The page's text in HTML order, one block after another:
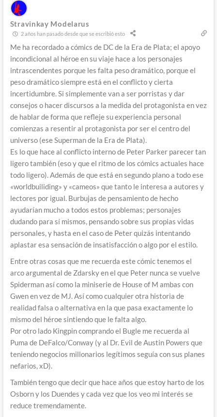
Stravinkay Modelarus
2 años han pasado desde que se escribió esto
Me ha recordado a cómics de DC de la Era de Plata; el apoyo
incondicional al héroe en su viaje hace a los personajes
intrascendentes porque les falta peso dramático, porque el
peso dramático siempre está en el conflicto y cierta
incertidumbre. Si simplemente van a ser porristas y dar
consejos o hacer discursos a la medida del protagonista en vez
de hablar de forma que refleje su experiencia personal
comienzas a resentir al protagonista por ser el centro del
universo (ese Superman de la Era de Plata).
Es lo que hace al conflicto interno de Peter Parker parecer tan
ligero también (eso y que el ritmo de los cómics actuales hace
todo ligero). Además de que está en segundo plano a todo ese
«worldbuiliding» y «cameos» que tanto le interesa a autores y
lectores por igual. Burbujas de pensamiento de hecho
ayudarían mucho a todos estos problemas; personajes
dudando para sí mismos, pensando sobre sus propias vidas
personales, y hasta en el caso de Peter quizás intentando
aplastar esa sensación de insatisfacción o algo por el estilo.
Entre otras cosas que me recuerda este cómic tenemos el
arco argumental de Zdarsky en el que Peter nunca se vuelve
Spiderman así como la miniserie de House of M ambas con
Gwen en vez de MJ. Así como cualquier otra historia de
realidad falsa o alternativa en la que pasa exactamente lo
mismo del héroe sintiendo que le falta algo.
Por otro lado Kingpin comprando el Bugle me recuerda al
Puma de DeFalco/Conway (y al Dr. Evil de Austin Powers que
teniendo negocios millonarios legítimos seguía con sus planes
nefarios, xD).
También tengo que decir que hace años que estoy harto de los
Osborn y los Duendes y cada vez que los veo mi interés se
reduce tremendamente.